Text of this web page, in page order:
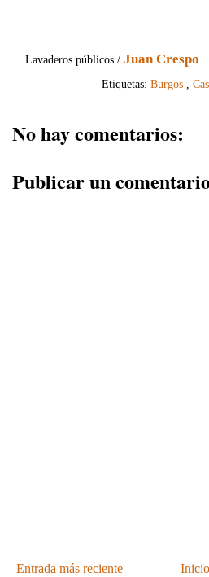
Lavaderos públicos /Juan Crespo
Etiquetas: Burgos ,
No hay comentarios:
Publicar un
Entrada más reciente Inicio